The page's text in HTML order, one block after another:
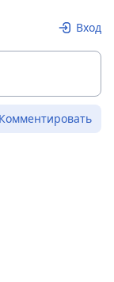
Вход
Комментировать